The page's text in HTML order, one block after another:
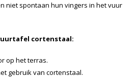
niet spontaan hun vingers in het vuur
cortenstaal:
op het terras.
gebruik van cortenstaal.